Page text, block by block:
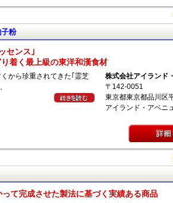
粉
センス｣
着く最上級の東洋和漢食材
から珍重されてきた｢霊芝
株式会社アイランド
〒142-0051
東京都東京都品川区
アイランド・アベニ
て完成させた製法に基づく実績ある商品